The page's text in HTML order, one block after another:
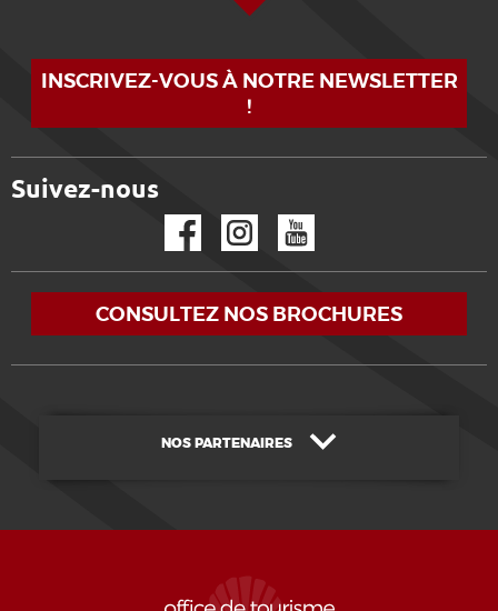
INSCRIVEZ-VOUS À NOTRE NEWSLETTER
!
Suivez-nous
CONSULTEZ NOS BROCHURES
NOS PARTENAIRES